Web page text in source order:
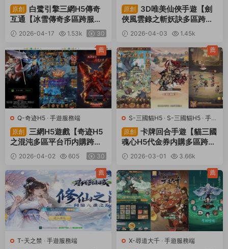
頁遊服務端
原創
白鹭引擎三網H5傳奇
互通【冰雪傳奇多區跨服
版】Linux手工服務端+GM
後台+視頻架設教程
2026-04-17 1.53k 30
原創
3D唯美仙俠手遊【劍
俠風雲錄之斬妖訣多區跨服
版】Linux手工服務端+全套
前後端源碼+假人陪玩+管理
後台+GM授權後台+安卓
+視頻架設教程
2026-04-03
1.45k
Q-奇迹H5 · 手遊服務端
原創
三網H5遊戲【奇迹H5
之混沌多區平台币内購跨服
版】Linux手工服務端+商城
官網+代理後台+GM加币授
權後台+簡易安卓客戶端+視
頻架設教程
2026-04-02 605 30
薦
S-三國貓H5 · S-三國貓H5 · 手遊
服務端·頁遊服務端
原創
卡牌回合手遊【貓三國
魂心H5代金券内購多區跨服
修複版】Linux手工服務端
+新管理後台+簡易安卓客戶
端+視頻架設教程
2026-03-01
3.66k
薦
T-天之禁 · 手遊服務端
薦
X-尋道大千 · 手遊服務端
薦